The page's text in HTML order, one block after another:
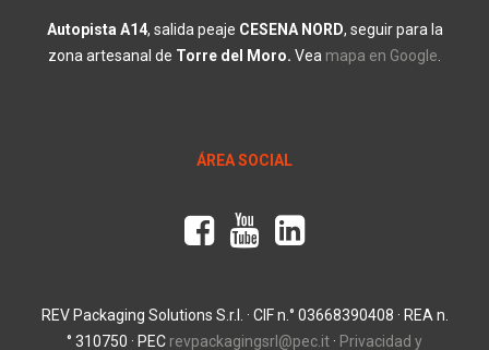
Autopista A14, salida peaje CESENA NORD, seguir para la
zona artesanal de Torre del Moro. Vea mapa en Google
ÁREA SOCIAL
REV Packaging Solutions S.r.l. · CIF n.° 03668390408 · REA n.
° 310750 · PEC revpackagingsrl@pec.it · Privacidad y